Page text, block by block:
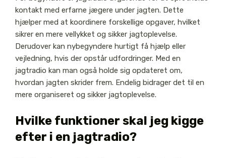
kontakt med erfarne jægere under jagten. Dette
hjælper med at koordinere forskellige opgaver, hvilket
sikrer en mere vellykket og sikker jagtoplevelse.
Derudover kan nybegyndere hurtigt få hjælp eller
vejledning, hvis der opstår udfordringer. Med en
jagtradio kan man også holde sig opdateret om,
hvordan jagten skrider frem. Endelig bidrager det til en
mere organiseret og sikker jagtoplevelse.
Hvilke funktioner skal jeg kigge
efter i en jagtradio?